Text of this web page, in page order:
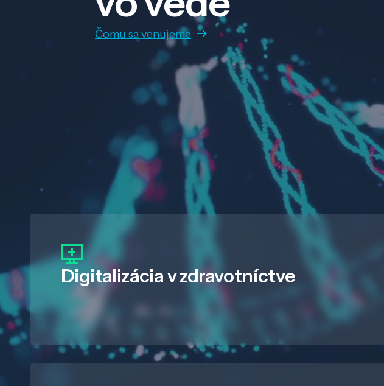
Čomu sa venujeme
Digitalizáciav zdravotníctve